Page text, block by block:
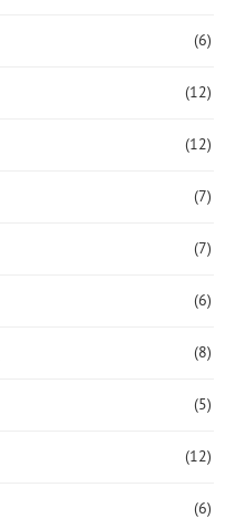
(6)
(12)
(12)
(7)
(7)
(6)
(8)
(5)
(12)
(6)